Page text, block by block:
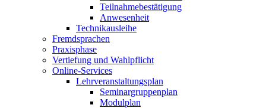
Teilnahmebestätigung
Anwesenheit
Technikausleihe
Fremdsprachen
Praxisphase
Vertiefung und Wahlpflicht
Online-Services
Lehrveranstaltungsplan
Seminargruppenplan
Modulplan